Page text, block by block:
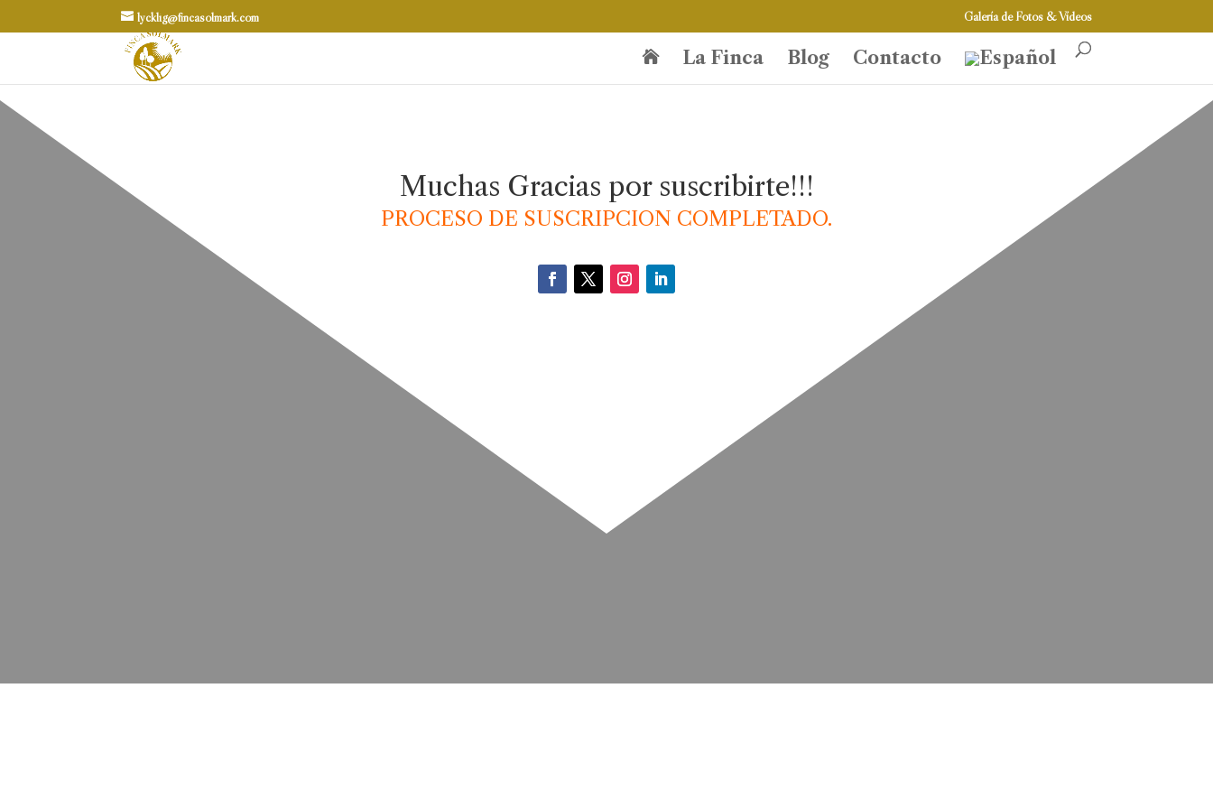
lycklig@fincasolmark.com Galería de Fotos & Vídeos
 La Finca Blog Contacto
Muchas Gracias por suscribirte!!!
PROCESO DE SUSCRIPCION COMPLETADO.